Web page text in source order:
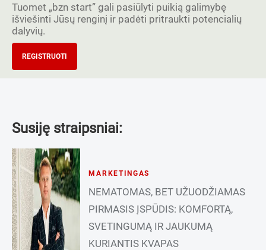
Tuomet „bzn start” gali pasiūlyti puikią galimybę
išviešinti Jūsų renginį ir padėti pritraukti potencialių
dalyvių.
REGISTRUOTI
Susiję straipsniai:
MARKETINGAS
NEMATOMAS, BET UŽUODŽIAMAS
PIRMASIS ĮSPŪDIS: KOMFORTĄ,
SVETINGUMĄ IR JAUKUMĄ
KURIANTIS KVAPAS